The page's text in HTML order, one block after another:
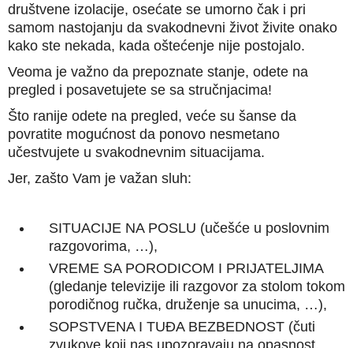
društvene izolacije, osećate se umorno čak i pri
samom nastojanju da svakodnevni život živite onako
kako ste nekada, kada oštećenje nije postojalo.
Veoma je važno da prepoznate stanje, odete na
pregled i posavetujete se sa stručnjacima!
Što ranije odete na pregled, veće su šanse da
povratite mogućnost da ponovo nesmetano
učestvujete u svakodnevnim situacijama.
Jer, zašto Vam je važan sluh:
SITUACIJE NA POSLU (učešće u poslovnim
razgovorima, …),
VREME SA PORODICOM I PRIJATELJIMA
(gledanje televizije ili razgovor za stolom tokom
porodičnog ručka, druženje sa unucima, …),
SOPSTVENA I TUĐA BEZBEDNOST (čuti
zvukove koji nas upozoravaju na opasnost,